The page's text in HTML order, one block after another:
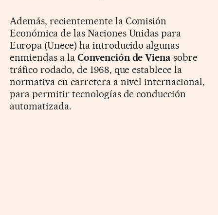
Además, recientemente la Comisión
Económica de las Naciones Unidas para
Europa (Unece) ha introducido algunas
enmiendas a la Convención de Viena sobre
tráfico rodado, de 1968, que establece la
normativa en carretera a nivel internacional,
para permitir tecnologías de conducción
automatizada.